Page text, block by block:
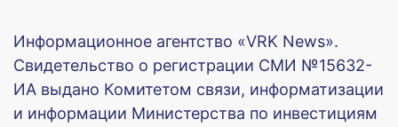
Информационное агентство «VRK News».
Свидетельство о регистрации СМИ №15632-
ИА выдано Комитетом связи, информатизации
и информации Министерства по инвестициям